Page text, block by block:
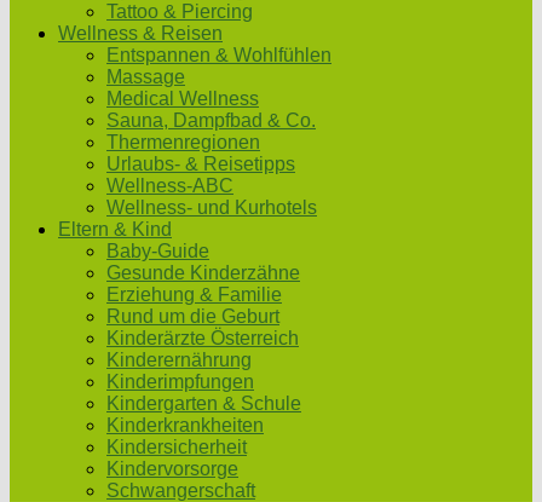
Tattoo & Piercing
Wellness & Reisen
Entspannen & Wohlfühlen
Massage
Medical Wellness
Sauna, Dampfbad & Co.
Thermenregionen
Urlaubs- & Reisetipps
Wellness-ABC
Wellness- und Kurhotels
Eltern & Kind
Baby-Guide
Gesunde Kinderzähne
Erziehung & Familie
Rund um die Geburt
Kinderärzte Österreich
Kinderernährung
Kinderimpfungen
Kindergarten & Schule
Kinderkrankheiten
Kindersicherheit
Kindervorsorge
Schwangerschaft